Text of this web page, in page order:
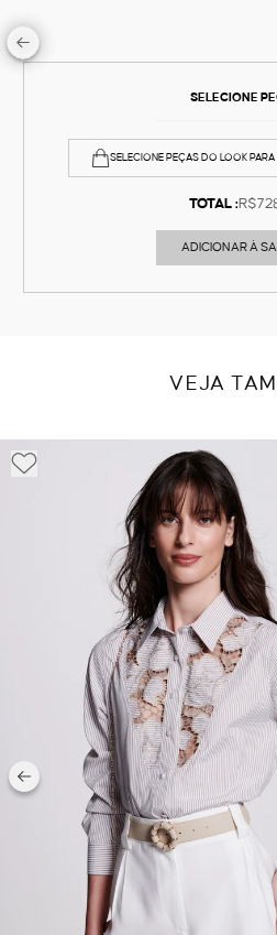
SELECIONE
SELECIONE PEÇAS DO LOOK
TOTAL :
ADICIONAR À
VEJA